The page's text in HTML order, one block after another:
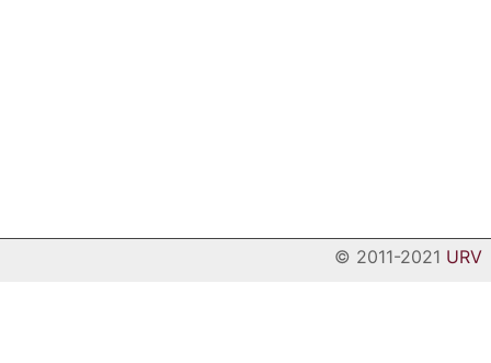
© 2011-2021 URV